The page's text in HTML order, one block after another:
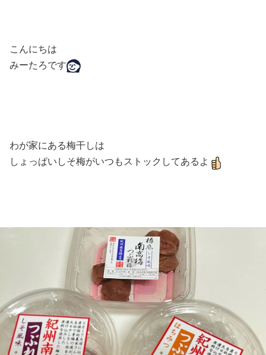
こんにちは
みーたろです
わが家にある梅干しは
しょっぱいしそ梅がいつもストックしてあるよ